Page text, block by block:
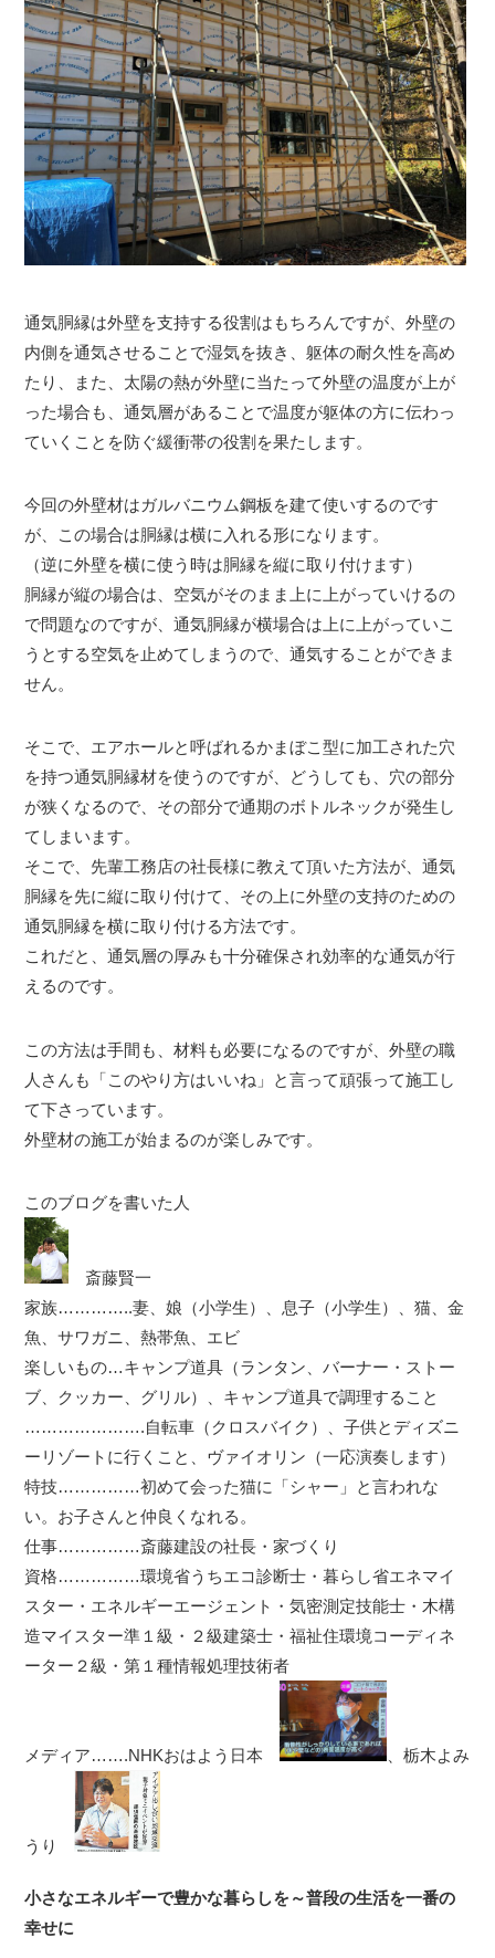
通気胴縁は外壁を支持する役割はもちろんですが、外壁の
内側を通気させることで湿気を抜き、躯体の耐久性を高め
たり、また、太陽の熱が外壁に当たって外壁の温度が上が
った場合も、通気層があることで温度が躯体の方に伝わっ
ていくことを防ぐ緩衝帯の役割を果たします。
今回の外壁材はガルバニウム鋼板を建て使いするのです
が、この場合は胴縁は横に入れる形になります。
（逆に外壁を横に使う時は胴縁を縦に取り付けます）
胴縁が縦の場合は、空気がそのまま上に上がっていけるの
で問題なのですが、通気胴縁が横場合は上に上がっていこ
うとする空気を止めてしまうので、通気することができま
せん。
そこで、エアホールと呼ばれるかまぼこ型に加工された穴
を持つ通気胴縁材を使うのですが、どうしても、穴の部分
が狭くなるので、その部分で通期のボトルネックが発生し
てしまいます。
そこで、先輩工務店の社長様に教えて頂いた方法が、通気
胴縁を先に縦に取り付けて、その上に外壁の支持のための
通気胴縁を横に取り付ける方法です。
これだと、通気層の厚みも十分確保され効率的な通気が行
えるのです。
この方法は手間も、材料も必要になるのですが、外壁の職
人さんも「このやり方はいいね」と言って頑張って施工し
て下さっています。
外壁材の施工が始まるのが楽しみです。
このブログを書いた人
斎藤賢一
家族…………..妻、娘（小学生）、息子（小学生）、猫、金
魚、サワガニ、熱帯魚、エビ
楽しいもの…キャンプ道具（ランタン、バーナー・ストー
ブ、クッカー、グリル）、キャンプ道具で調理すること
………………….自転車（クロスバイク）、子供とディズニ
ーリゾートに行くこと、ヴァイオリン（一応演奏します）
特技……………初めて会った猫に「シャー」と言われな
い。お子さんと仲良くなれる。
仕事……………斎藤建設の社長・家づくり
資格……………環境省うちエコ診断士・暮らし省エネマイ
スター・エネルギーエージェント・気密測定技能士・木構
造マイスター準１級・２級建築士・福祉住環境コーディネ
ーター２級・第１種情報処理技術者
メディア…….NHKおはよう日本 、栃木よみ
うり
小さなエネルギーで豊かな暮らしを～普段の生活を一番の
幸せに